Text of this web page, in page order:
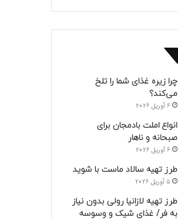
چرا زیره غذای شما را تلخ
می‌کند؟
6 آوریل 2026
انواع املت بادمجان برای
صبحانه و ناهار
6 آوریل 2026
طرز تهیه سالاد ماست با شوید
5 آوریل 2026
طرز تهیه لازانیا رولی بدون نیاز
به فر/ غذای شیک و وسوسه